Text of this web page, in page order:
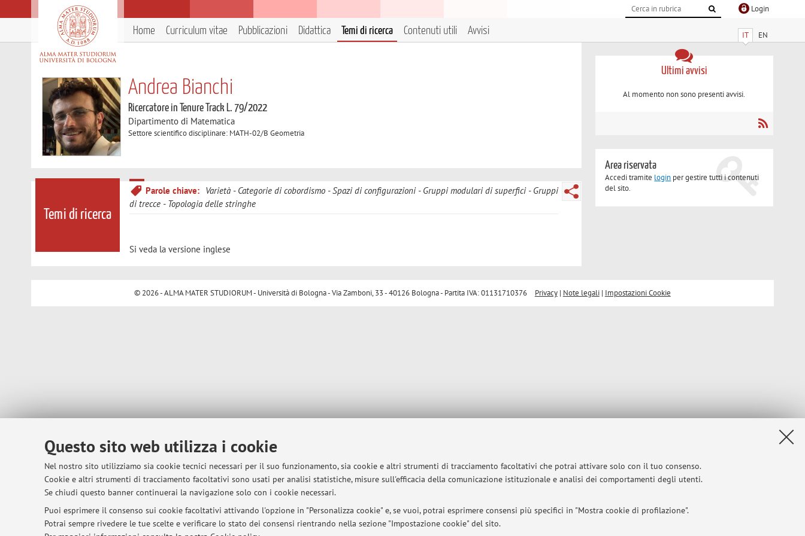
Questo sito web utilizza i cookie
Nel nostro sito utilizziamo sia cookie tecnici necessari per il suo funzionamento, sia cookie e altri strumenti di tracciamento facoltativi che potrai attivare solo con il tuo consenso.
Cookie e altri strumenti di tracciamento facoltativi sono usati per analisi statistiche, misure sull'efficacia della comunicazione istituzionale e analisi dei comportamenti degli utenti.
Se chiudi questo banner continuerai la navigazione solo con i cookie necessari.
Puoi esprimere il consenso sui cookie facoltativi attivando l'opzione in "Personalizza cookie" e, se vuoi, potrai esprimere consensi più specifici in "Mostra cookie di profilazione".
Potrai sempre rivedere le tue scelte e verificare lo stato dei consensi rientrando nella sezione "Impostazione cookie" del sito.
Login
IT EN
Home Curriculum vitae Pubblicazioni Didattica Temi di ricerca Contenuti utili Avvisi
Andrea Bianchi
Ricercatore in Tenure Track L. 79/2022
Dipartimento di Matematica
Settore scientifico disciplinare: MATH-02/B Geometria
Temi di ricerca
Parole chiave: Varietà Categorie di cobordismo Spazi di configurazioni Gruppi modulari di superfici
Gruppi
di trecce
Topologia delle stringhe
Si veda la versione inglese
Ultimi avvisi
Al momento non sono presenti avvisi.
Area riservata
Accedi tramite login per gestire tutti i contenuti
del sito.
© 2026 - ALMA MATER STUDIORUM - Università di Bologna - Via Zamboni, 33 - 40126 Bologna - Partita IVA: 01131710376 Privacy| Note legali| Impostazioni Cookie